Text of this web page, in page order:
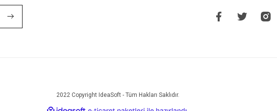
2022 Copyright IdeaSoft - Tüm Hakları Saklıdır.